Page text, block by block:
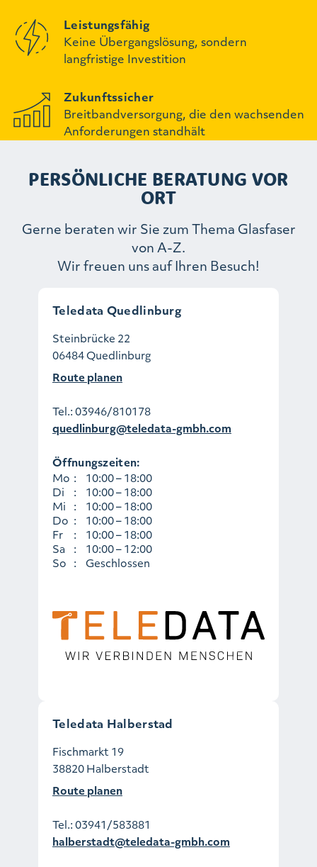
Leistungsfähig
Keine Übergangslösung, sondern
langfristige Investition
Zukunftssicher
Breitbandversorgung, die den wachsenden
Anforderungen standhält
PERSÖNLICHE BERATUNG VOR
ORT
Gerne beraten wir Sie zum Thema Glasfaser
von A-Z.
Wir freuen uns auf Ihren Besuch!
Teledata Quedlinburg
Steinbrücke 22
06484 Quedlinburg
Route planen
Tel.:03946/810178
quedlinburg@teledata-gmbh.com
Öffnungszeiten:
Mo :
10:00 – 18:00
Di
:
10:00 – 18:00
Mi :
10:00 – 18:00
Do :
10:00 – 18:00
Fr
:
10:00 – 18:00
Sa :
10:00 – 12:00
So : Geschlossen
Teledata Halberstad
Fischmarkt 19
38820 Halberstadt
Route planen
Tel.:03941/583881
halberstadt@teledata-gmbh.com